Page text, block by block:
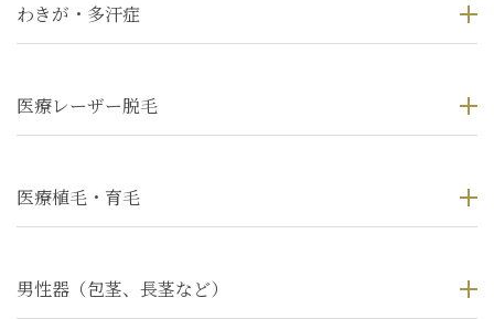
わきが・多汗症
医療レーザー脱毛
医療植毛・育毛
男性器（包茎、長茎など）